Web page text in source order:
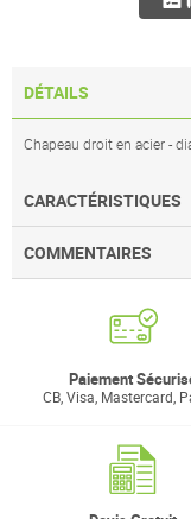
DÉTAILS
Chapeau droit en acier -
CARACTÉRISTIQUES
COMMENTAIRES
Paiement
CB, Visa, Mastercard,